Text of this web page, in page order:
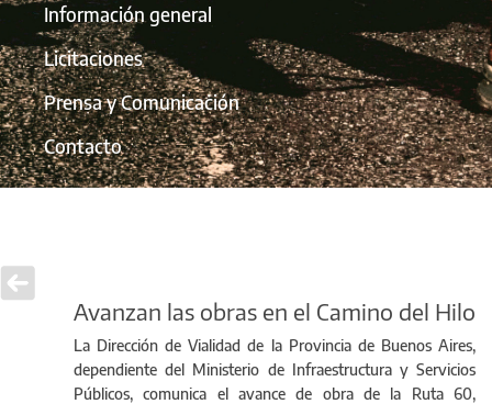
Información general
Licitaciones
Prensa y Comunicación
Contacto
Avanzan las obras en el Camino del Hilo
La Dirección de Vialidad de la Provincia de Buenos Aires,
dependiente del Ministerio de Infraestructura y Servicios
Públicos, comunica el avance de obra de la Ruta 60,